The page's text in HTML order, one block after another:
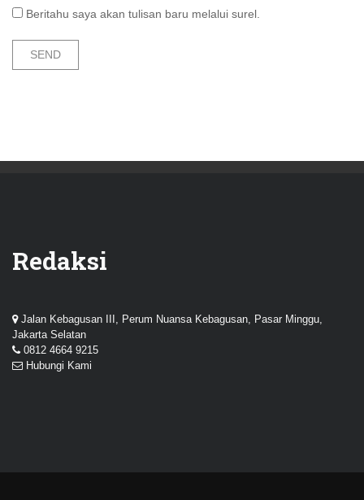
Beritahu saya akan tulisan baru melalui surel.
Redaksi
Jalan Kebagusan III, Perum Nuansa Kebagusan, Pasar Minggu,
Jakarta Selatan
0812 4664 9215
Hubungi Kami